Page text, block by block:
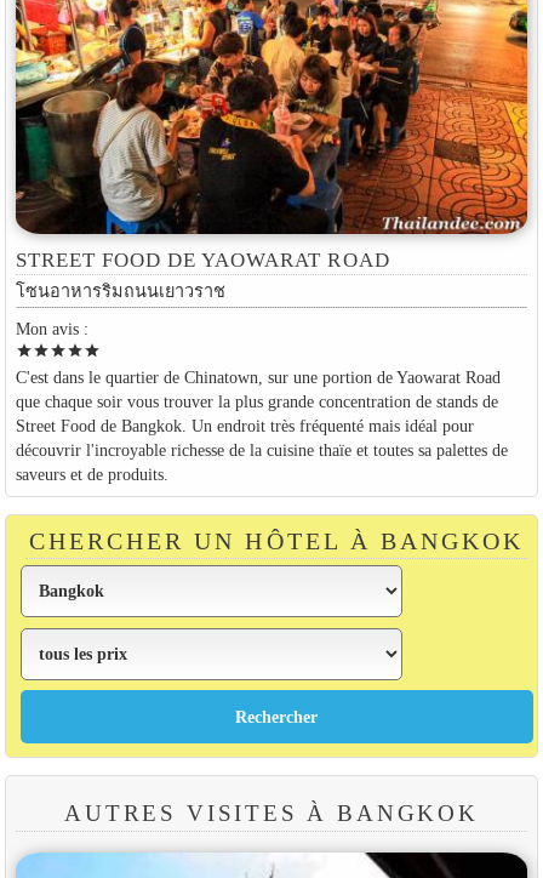
STREET FOOD DE YAOWARAT ROAD
โซนอาหารริมถนนเยาวราช
Mon avis :
starstarstarstarstar
C'est dans le quartier de Chinatown, sur une portion de Yaowarat Road
que chaque soir vous trouver la plus grande concentration de stands de
Street Food de Bangkok. Un endroit très fréquenté mais idéal pour
découvrir l'incroyable richesse de la cuisine thaïe et toutes sa palettes de
saveurs et de produits.
CHERCHER UN HÔTEL À BANGKOK
AUTRES VISITES À BANGKOK